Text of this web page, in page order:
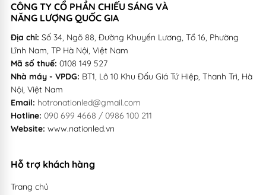
CÔNG TY CỔ PHẦN CHIẾU SÁNG VÀ
NĂNG LƯỢNG QUỐC GIA
Địa chỉ: Số 34, Ngõ 88, Đường Khuyến Lương, Tổ 16, Phường
Lĩnh Nam, TP Hà Nội, Việt Nam
Mã số thuế: 0108 149 527
Nhà máy - VPDG: BT1, Lô 10 Khu Đấu Giá Tứ Hiệp, Thanh Trì, Hà
Nội, Việt Nam
Email: hotronationled@gmail.com
Hotline: 090 699 4668 / 0986 100 211
Website: www.nationled.vn
Hỗ trợ khách hàng
Trang chủ